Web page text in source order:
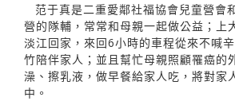
范于真是二重愛鄰社福協會兒童營會
營的隊輔，常常和母親一起做公益；上
淡江回家，來回6小時的車程從來不喊
竹陪伴家人；並且幫忙母親照顧罹癌的
澡、擦乳液，做早餐給家人吃，將對家
中。